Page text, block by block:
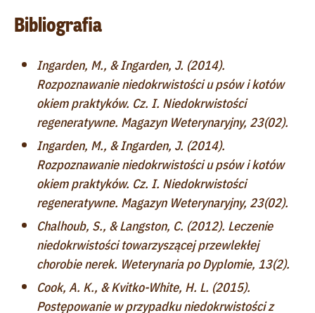
Bibliografia
Ingarden, M., & Ingarden, J. (2014).
Rozpoznawanie niedokrwistości u psów i kotów
okiem praktyków. Cz. I. Niedokrwistości
regeneratywne. Magazyn Weterynaryjny, 23(02).
Ingarden, M., & Ingarden, J. (2014).
Rozpoznawanie niedokrwistości u psów i kotów
okiem praktyków. Cz. I. Niedokrwistości
regeneratywne. Magazyn Weterynaryjny, 23(02).
Chalhoub, S., & Langston, C. (2012). Leczenie
niedokrwistości towarzyszącej przewlekłej
chorobie nerek. Weterynaria po Dyplomie, 13(2).
Cook, A. K., & Kvitko-White, H. L. (2015).
Postępowanie w przypadku niedokrwistości z